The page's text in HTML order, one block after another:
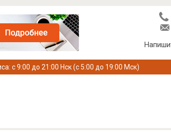
с 9:00 до 21:00 Нск (с 5:00 до 19:00 Мск)